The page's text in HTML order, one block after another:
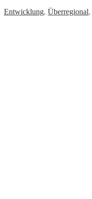
Entwicklung, Überregional,